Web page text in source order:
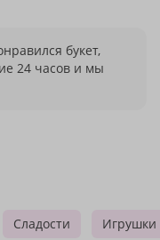
букет,
24 часов и мы
Сладости Игрушки